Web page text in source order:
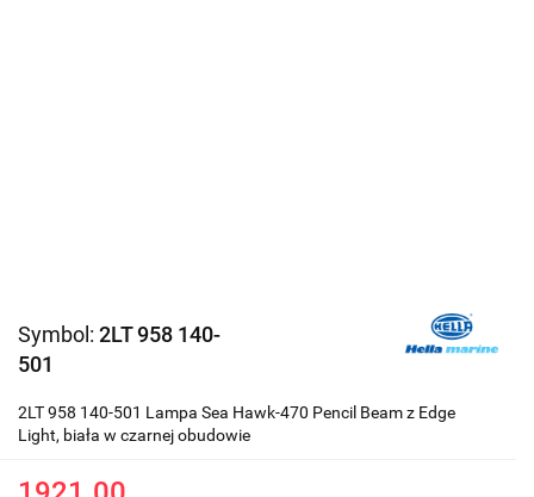
Symbol: 2LT 958 140-
501
2LT 958 140-501 Lampa Sea Hawk-470 Pencil Beam z Edge
Light, biała w czarnej obudowie